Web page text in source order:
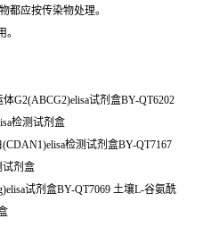
都应按传染物处理。
G2(ABCG2)elisa试剂盒BY-QT6202
检测试剂盒
检测试剂盒BY-QT7167
试剂盒
试剂盒BY-QT7069 土壤L-谷氨酰